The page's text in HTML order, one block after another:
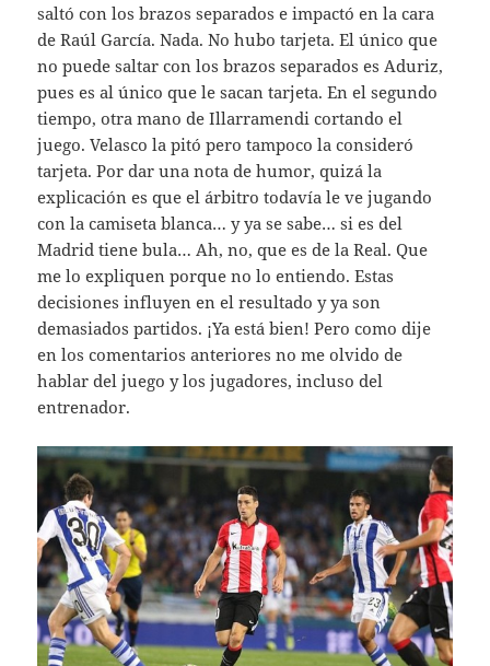
saltó con los brazos separados e impactó en la cara
de Raúl García. Nada. No hubo tarjeta. El único que
no puede saltar con los brazos separados es Aduriz,
pues es al único que le sacan tarjeta. En el segundo
tiempo, otra mano de Illarramendi cortando el
juego. Velasco la pitó pero tampoco la consideró
tarjeta. Por dar una nota de humor, quizá la
explicación es que el árbitro todavía le ve jugando
con la camiseta blanca… y ya se sabe… si es del
Madrid tiene bula… Ah, no, que es de la Real. Que
me lo expliquen porque no lo entiendo. Estas
decisiones influyen en el resultado y ya son
demasiados partidos. ¡Ya está bien! Pero como dije
en los comentarios anteriores no me olvido de
hablar del juego y los jugadores, incluso del
entrenador.